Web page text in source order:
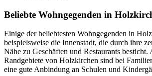
Beliebte Wohngegenden in
Einige der beliebtesten Wohngegenden in
beispielsweise die Innenstadt, die durch ihre
Nähe zu Geschäften und Restaurants besticht.
Randgebiete von Holzkirchen sind bei
eine gute Anbindung an Schulen und